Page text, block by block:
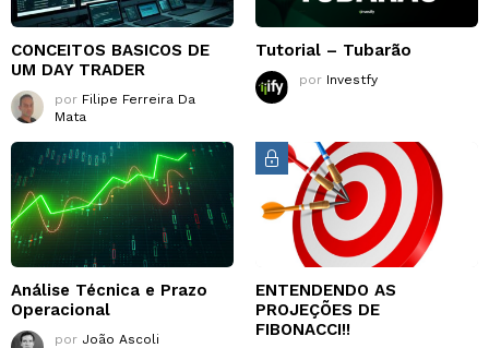
CONCEITOS BASICOS DE
UM DAY TRADER
por Filipe Ferreira Da
Mata
Tutorial – Tubarão
por Investfy
Análise Técnica e Prazo
Operacional
por João Ascoli
ENTENDENDO AS
PROJEÇÕES DE
FIBONACCI!!